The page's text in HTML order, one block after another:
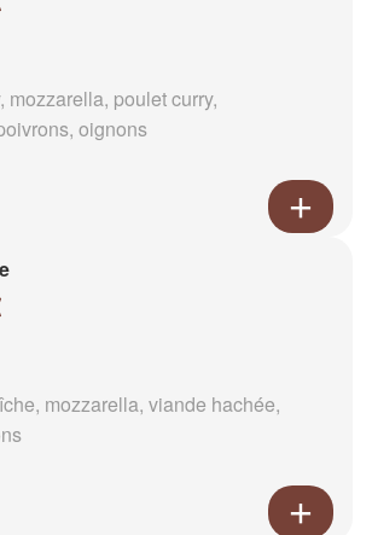
mozzarella, poulet curry,
oignons
mozzarella, viande hachée,